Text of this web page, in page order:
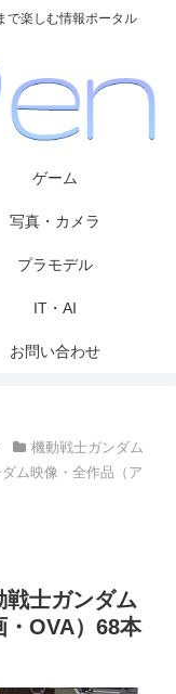
で楽しむ情報ポータル
ゲーム
写真・カメラ
プラモデル
IT・AI
お問い合わせ
機動戦士ガンダム
ム映像・全作品（ア
戦士ガンダム
・OVA）68本